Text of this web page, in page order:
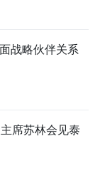
战略伙伴关系
席苏林会见泰